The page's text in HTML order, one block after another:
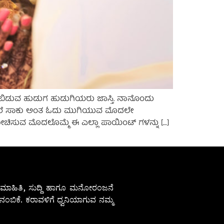
ಹುಡುಗ ಹುಡುಗಿಯರು ಜಾಸ್ತಿ. ನಾನೊಂದು
ಸಾಕು ಅಂತ ಓದು ಮುಗಿಯುವ ಮೊದಲೇ
ಮೊದಲೊಮ್ಮೆ ಈ ಎಲ್ಲಾ ಪಾಯಿಂಟ್ ಗಳನ್ನು […]
ಮಾಹಿತಿ, ಸುದ್ದಿ ಹಾಗೂ ಮನೋರಂಜನೆ
ಕರಾವಳಿಗೆ ಧ್ವನಿಯಾಗುವ ನಮ್ಮ